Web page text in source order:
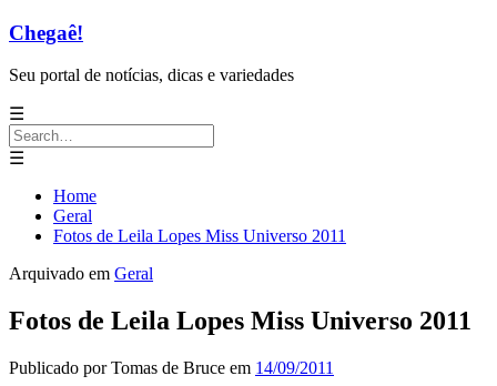
Chegaê!
Seu portal de notícias, dicas e variedades
☰
Search
for:
☰
Home
Geral
Fotos de Leila Lopes Miss Universo 2011
Arquivado em Geral
Fotos de Leila Lopes Miss Universo 2011
Publicado porTomas de Bruce em 14/09/2011